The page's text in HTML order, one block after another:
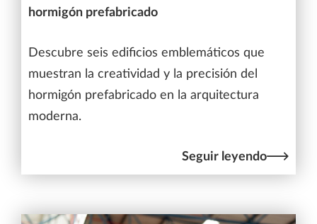
hormigón prefabricado
Descubre seis edificios emblemáticos que
muestran la creatividad y la precisión del
hormigón prefabricado en la arquitectura
moderna.
Seguir leyendo